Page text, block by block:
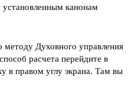
установленным канонам
методу Духовного управления
расчета перейдите в
в правом углу экрана. Там вы